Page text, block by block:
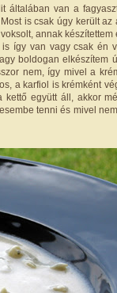
általában van a
is csak úgy került az
annak készítettem
így van vagy csak én
boldogan elkészítem
nem, így mivel a
a karfiol is krémként
együtt áll, akkor
tenni és mivel